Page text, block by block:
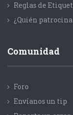
Reglas de
¿Quién
Comunidad
Foro
Envíanos un tip